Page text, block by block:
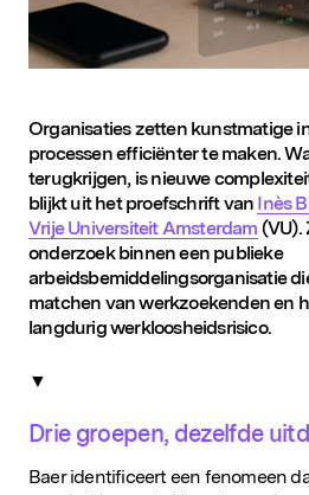
Organisaties zetten kunstmatige
processen efficiënter te maken.
terugkrijgen, is nieuwe
blijkt uit het proefschrift van Inès
Vrije Universiteit Amsterdam (VU).
onderzoek binnen een publieke
arbeidsbemiddelingsorganisatie
matchen van werkzoekenden en
langdurig werkloosheidsrisico.
▼
Drie groepen, dezelfde
Baer identificeert een fenomeen